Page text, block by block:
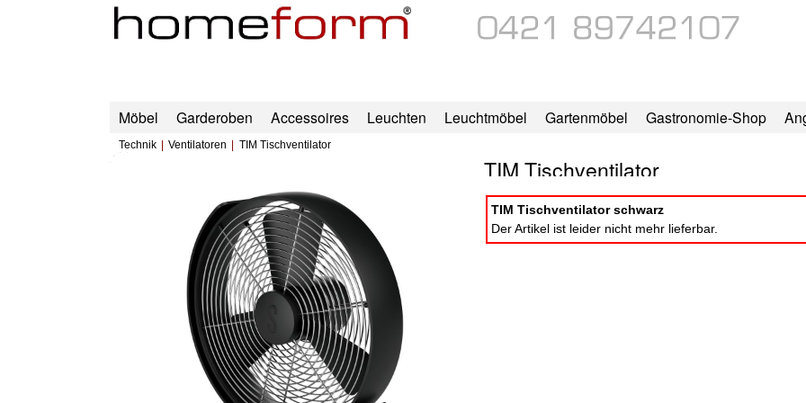
Möbel Garderoben Accessoires Leuchten Leuchtmöbel Gartenmöbel Gastronomie-Shop
Technik Ventilatoren TIM Tischventilator
TIM Tischventilator
TIM Tischventilator schwarz
Der Artikel ist leider nicht mehr lieferbar.